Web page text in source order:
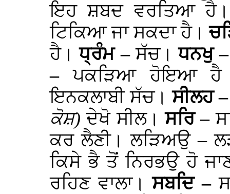
ਇਹ ਸ਼ਬਦ ਵਰਤਿਆ
ਟਿਕਿਆ ਜਾ ਸਕਦਾ ਹੈ।
ਹੈ।ਧ੍ਰੰਮ –ਸੱਚ।ਧਨਖੁ
–ਪਕੜਿਆ ਹੋਇਆ ਹੈ
ਇਨਕਲਾਬੀ ਸੱਚ।ਸੀਲਹ
ਕੋਸ਼)ਦੇਖੋ ਸੀਲ।ਸਰਿ –
ਕਰ ਲੈਣੀ। ਲੜਿਅਉ –
ਕਿਸੇ ਭੈ ਤੋਂ ਨਿਰਭਉ ਹੋ
ਰਹਿਣ ਵਾਲਾ।ਸਬਦਿ –